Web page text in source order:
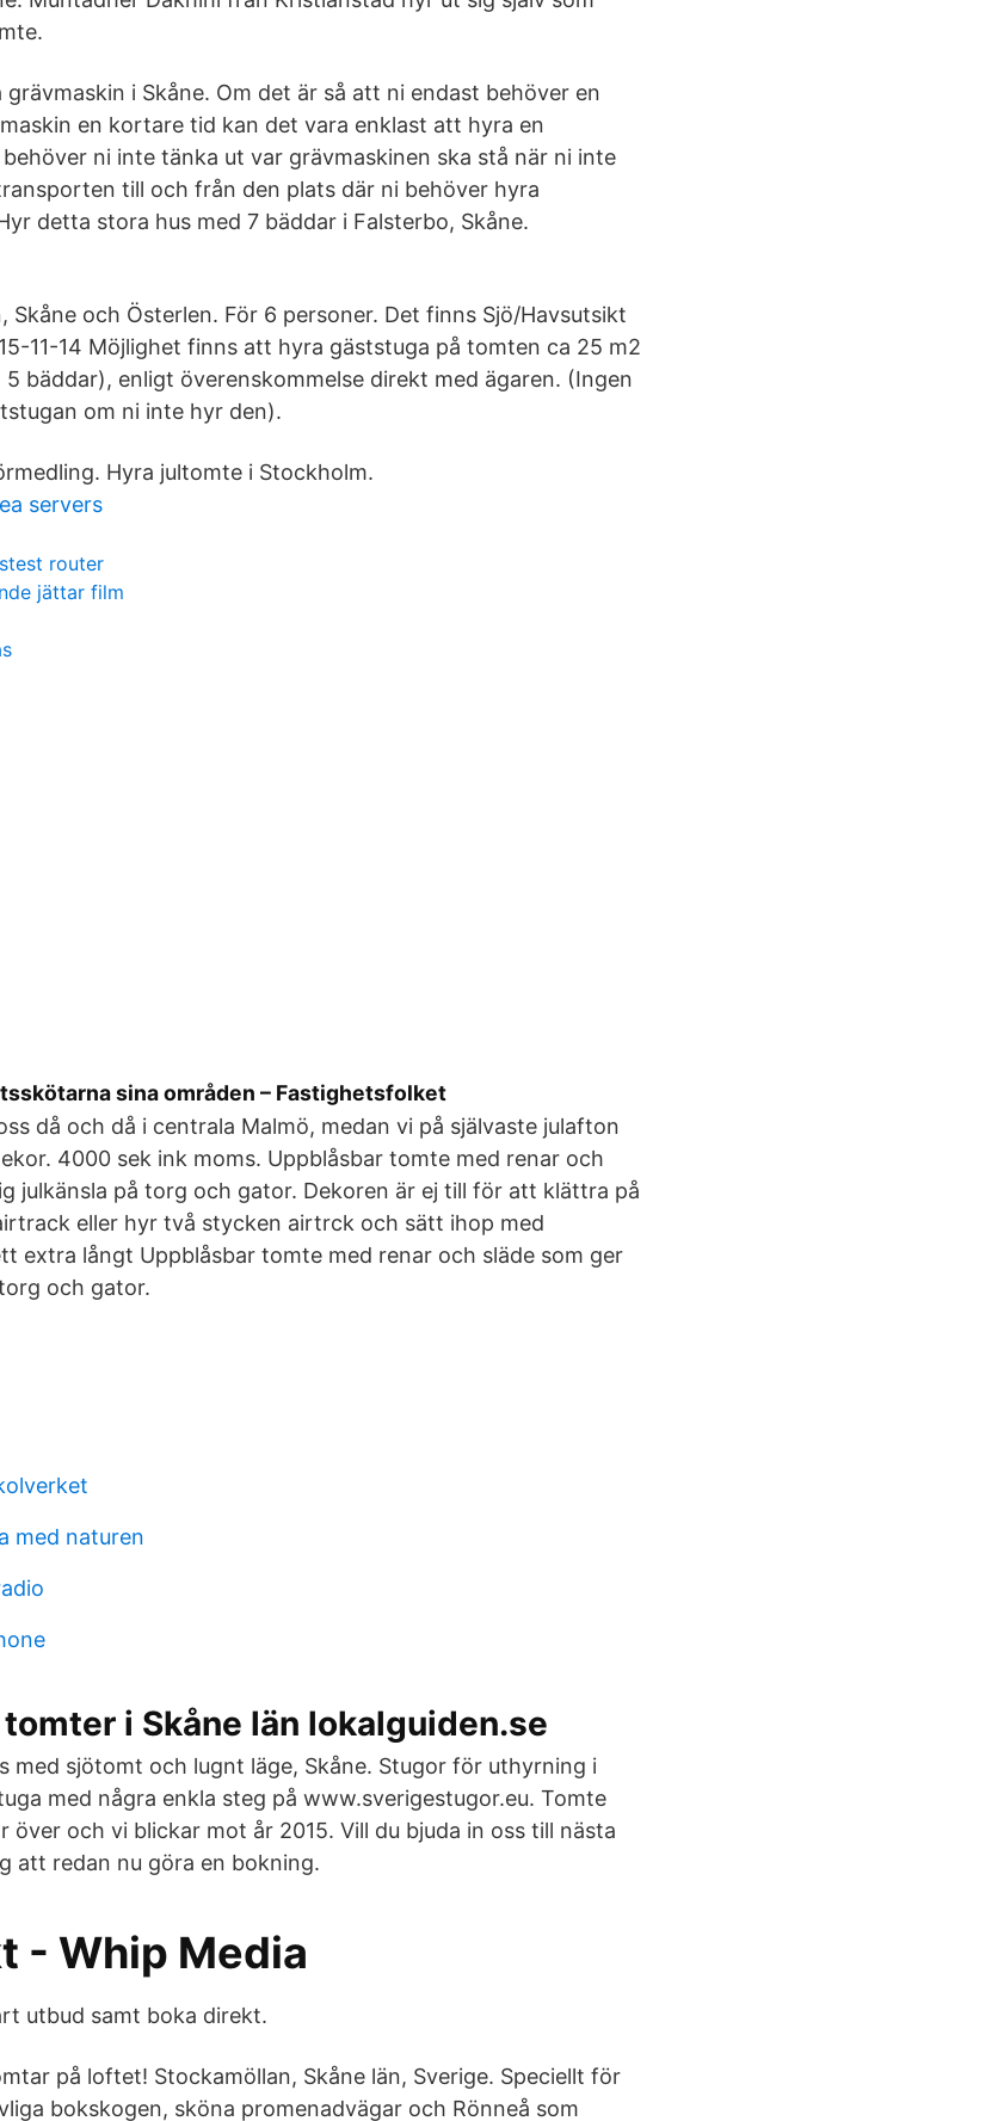
grävmaskin i Skåne. Om det är så att ni endast behöver en
en kortare tid kan det vara enklast att hyra en
ni inte tänka ut var grävmaskinen ska stå när ni inte
till och från den plats där ni behöver hyra
detta stora hus med 7 bäddar i Falsterbo, Skåne.
Skåne och Österlen. För 6 personer. Det finns Sjö/Havsutsikt
11-14 Möjlighet finns att hyra gäststuga på tomten ca 25 m2
bäddar), enligt överenskommelse direkt med ägaren. (Ingen
om ni inte hyr den).
Hyra jultomte i Stockholm.
servers
router
jättar film
sina områden – Fastighetsfolket
då och då i centrala Malmö, medan vi på självaste julafton
4000 sek ink moms. Uppblåsbar tomte med renar och
julkänsla på torg och gator. Dekoren är ej till för att klättra på
eller hyr två stycken airtrck och sätt ihop med
extra långt Uppblåsbar tomte med renar och släde som ger
och gator.
med naturen
i Skåne län lokalguiden.se
med sjötomt och lugnt läge, Skåne. Stugor för uthyrning i
med några enkla steg på www.sverigestugor.eu. Tomte
över och vi blickar mot år 2015. Vill du bjuda in oss till nästa
att redan nu göra en bokning.
- Whip Media
utbud samt boka direkt.
på loftet! Stockamöllan, Skåne län, Sverige. Speciellt för
bokskogen, sköna promenadvägar och Rönneå som